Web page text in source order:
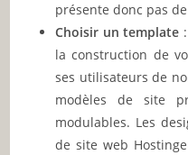
présente donc pas
Choisir un template
la construction de
ses utilisateurs de
modèles de site
modulables. Les
de site web